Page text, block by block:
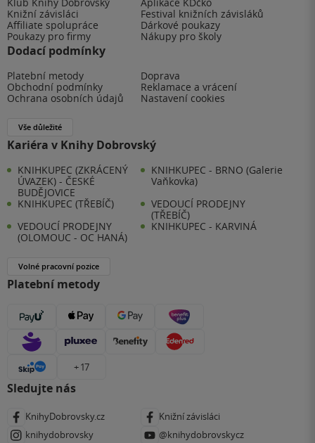
Knižní závisláci
Festival knižních závisláků
Affiliate spolupráce
Dárkové poukazy
Poukazy pro firmy
Nákupy pro školy
Dodací podmínky
Platební metody
Doprava
Obchodní podmínky
Reklamace a vrácení
Ochrana osobních údajů
Nastavení cookies
Vše důležité
Kariéra v Knihy Dobrovský
KNIHKUPEC (ZKRÁCENÝ
ÚVAZEK) - ČESKÉ
BUDĚJOVICE
KNIHKUPEC - BRNO (Galerie
Vaňkovka)
KNIHKUPEC (TŘEBÍČ)
VEDOUCÍ PRODEJNY
(TŘEBÍČ)
VEDOUCÍ PRODEJNY
(OLOMOUC - OC HANÁ)
KNIHKUPEC - KARVINÁ
Volné pracovní pozice
Platební metody
+ 17
Sledujte nás
KnihyDobrovsky.cz
Knižní závisláci
knihydobrovsky
@knihydobrovskycz